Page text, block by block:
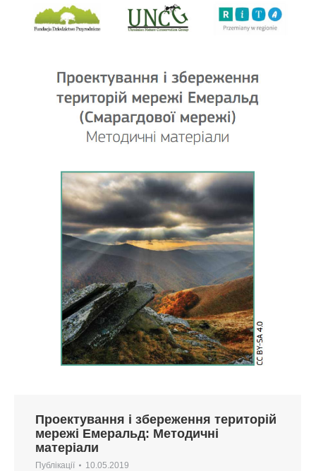
Проектування і збереження територій
мережі Емеральд: Методичні
матеріали
Публікації 10.05.2019